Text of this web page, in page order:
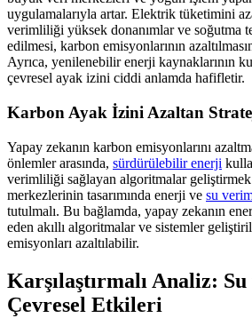
uygulamalarıyla artar. Elektrik tüketimini
verimliliği yüksek donanımlar ve soğutma
edilmesi, karbon emisyonlarının
Ayrıca, yenilenebilir enerji kaynaklarının
çevresel ayak izini ciddi anlamda hafifletir.
Karbon Ayak İzini Azaltan
Yapay zekanın karbon emisyonlarını
önlemler arasında, sürdürülebilir enerji
verimliliği sağlayan algoritmalar geliştirmek
merkezlerinin tasarımında enerji ve su
tutulmalı. Bu bağlamda, yapay zekanın
eden akıllı algoritmalar ve sistemler
emisyonları azaltılabilir.
Karşılaştırmalı Analiz:
Çevresel Etkileri